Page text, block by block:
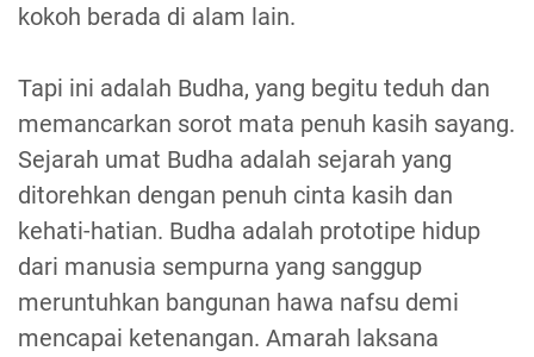
kokoh berada di alam lain.
Tapi ini adalah Budha, yang begitu teduh dan
memancarkan sorot mata penuh kasih sayang.
Sejarah umat Budha adalah sejarah yang
ditorehkan dengan penuh cinta kasih dan
kehati-hatian. Budha adalah prototipe hidup
dari manusia sempurna yang sanggup
meruntuhkan bangunan hawa nafsu demi
mencapai ketenangan. Amarah laksana